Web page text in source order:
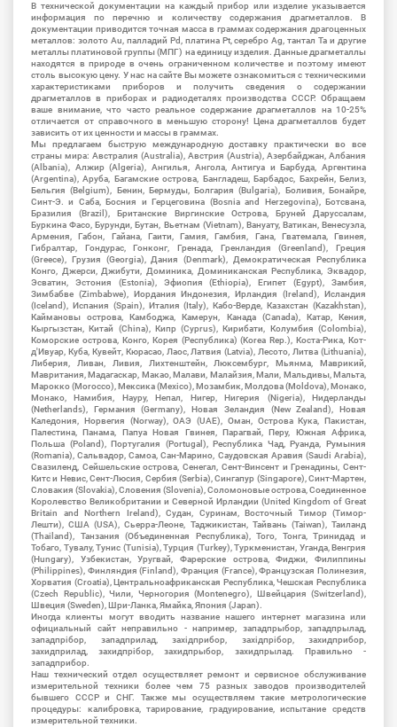
В технической документации на каждый прибор или изделие указывается
информация по перечню и количеству содержания драгметаллов. В
документации приводится точная масса в граммах содержания драгоценных
металлов: золото Au, палладий Pd, платина Pt, серебро Ag, тантал Ta и другие
металлы платиновой группы (МПГ) на единицу изделия. Данные драгметаллы
находятся в природе в очень ограниченном количестве и поэтому имеют
столь высокую цену. У нас на сайте Вы можете ознакомиться с техническими
характеристиками приборов и получить сведения о содержании
драгметаллов в приборах и радиодеталях производства СССР. Обращаем
ваше внимание, что часто реальное содержание драгметаллов на 10-25%
отличается от справочного в меньшую сторону! Цена драгметаллов будет
зависить от их ценности и массы в граммах.
Мы предлагаем быструю международную доставку практически во все
страны мира: Австралия (Australia), Австрия (Austria), Азербайджан, Албания
(Albania), Алжир (Algeria), Ангилья, Ангола, Антигуа и Барбуда, Аргентина
(Argentina), Аруба, Багамские острова, Бангладеш, Барбадос, Бахрейн, Белиз,
Бельгия (Belgium), Бенин, Бермуды, Болгария (Bulgaria), Боливия, Бонайре,
Синт-Э. и Саба, Босния и Герцеговина (Bosnia and Herzegovina), Ботсвана,
Бразилия (Brazil), Британские Виргинские Острова, Бруней Даруссалам,
Буркина Фасо, Бурунди, Бутан, Вьетнам (Vietnam), Вануату, Ватикан, Венесуэла,
Армения, Габон, Гайана, Гаити, Гамия, Гамбия, Гана, Гватемала, Гвинея,
Гибралтар, Гондурас, Гонконг, Гренада, Гренландия (Greenland), Греция
(Greece), Грузия (Georgia), Дания (Denmark), Демократическая Республика
Конго, Джерси, Джибути, Доминика, Доминиканская Республика, Эквадор,
Эсватин, Эстония (Estonia), Эфиопия (Ethiopia), Египет (Egypt), Замбия,
Зимбабве (Zimbabwe), Иордания Индонезия, Ирландия (Ireland), Исландия
(Iceland), Испания (Spain), Италия (Italy), Кабо-Верде, Казахстан (Kazakhstan),
Каймановы острова, Камбоджа, Камерун, Канада (Canada), Катар, Кения,
Кыргызстан, Китай (China), Кипр (Cyprus), Кирибати, Колумбия (Colombia),
Коморские острова, Конго, Корея (Республика) (Korea Rep.), Коста-Рика, Кот-
д'Ивуар, Куба, Кувейт, Кюрасао, Лаос, Латвия (Latvia), Лесото, Литва (Lithuania),
Либерия, Ливан, Ливия, Лихтенштейн, Люксембург, Мьянма, Маврикий,
Мавритания, Мадагаскар, Макао, Малави, Малайзия, Мали, Мальдивы, Мальта,
Марокко (Morocco), Мексика (Mexico), Мозамбик, Молдова (Moldova), Монако,
Монако, Намибия, Науру, Непал, Нигер, Нигерия (Nigeria), Нидерланды
(Netherlands), Германия (Germany), Новая Зеландия (New Zealand), Новая
Каледония, Норвегия (Norway), ОАЭ (UAE), Оман, Острова Кука, Пакистан,
Палестина, Панама, Папуа Новая Гвинея, Парагвай, Перу, Южная Африка,
Польша (Poland), Португалия (Portugal), Республика Чад, Руанда, Румыния
(Romania), Сальвадор, Самоа, Сан-Марино, Саудовская Аравия (Saudi Arabia),
Свазиленд, Сейшельские острова, Сенегал, Сент-Винсент и Гренадины, Сент-
Китс и Невис, Сент-Люсия, Сербия (Serbia), Сингапур (Singapore), Синт-Мартен,
Словакия (Slovakia), Словения (Slovenia), Соломоновые острова, Соединенное
Королевство Великобритании и Северной Ирландии (United Kingdom of Great
Britain and Northern Ireland), Судан, Суринам, Восточный Тимор (Тимор-
Лешти), США (USA), Сьерра-Леоне, Таджикистан, Тайвань (Taiwan), Таиланд
(Thailand), Танзания (Объединенная Республика), Того, Тонга, Тринидад и
Тобаго, Тувалу, Тунис (Tunisia), Турция (Turkey), Туркменистан, Уганда, Венгрия
(Hungary), Узбекистан, Уругвай, Фарерские острова, Фиджи, Филиппины
(Philippines), Финляндия (Finland), Франция (France), Французская Полинезия,
Хорватия (Croatia), Центральноафриканская Республика, Чешская Республика
(Czech Republic), Чили, Черногория (Montenegro), Швейцария (Switzerland),
Швеция (Sweden), Шри-Ланка, Ямайка, Япония (Japan).
Иногда клиенты могут вводить название нашего интернет магазина или
официальный сайт неправильно - например, западпрыбор, западпрылад,
западпрібор, западприлад, західприбор, західпрібор, захидприбор,
захидприлад, захидпрібор, захидпрыбор, захидпрылад. Правильно -
западприбор.
Наш технический отдел осуществляет ремонт и сервисное обслуживание
измерительной техники более чем 75 разных заводов производителей
бывшего СССР и СНГ. Также мы осуществляем такие метрологические
процедуры: калибровка, тарирование, градуирование, испытание средств
измерительной техники.